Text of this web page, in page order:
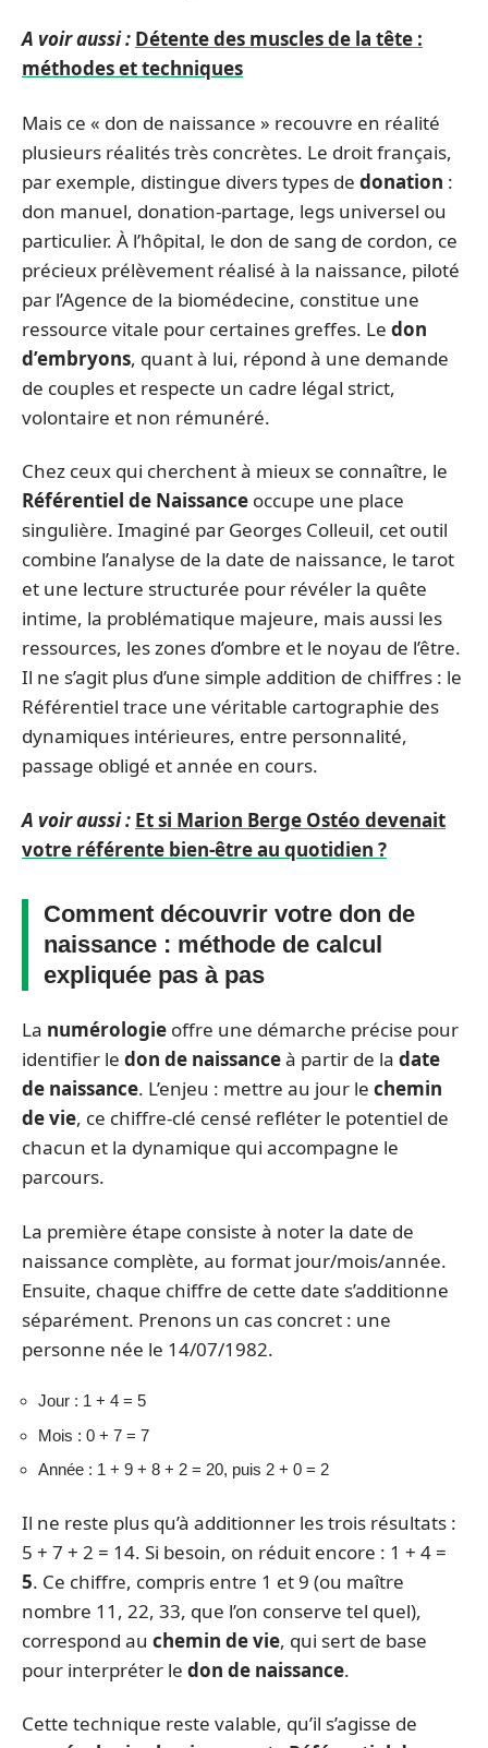
A voir aussi : Détente des muscles de la tête :
méthodes et techniques
Mais ce « don de naissance » recouvre en réalité
plusieurs réalités très concrètes. Le droit français,
par exemple, distingue divers types de donation :
don manuel, donation-partage, legs universel ou
particulier. À l’hôpital, le don de sang de cordon, ce
précieux prélèvement réalisé à la naissance, piloté
par l’Agence de la biomédecine, constitue une
ressource vitale pour certaines greffes. Le don
d’embryons, quant à lui, répond à une demande
de couples et respecte un cadre légal strict,
volontaire et non rémunéré.
Chez ceux qui cherchent à mieux se connaître, le
Référentiel de Naissance occupe une place
singulière. Imaginé par Georges Colleuil, cet outil
combine l’analyse de la date de naissance, le tarot
et une lecture structurée pour révéler la quête
intime, la problématique majeure, mais aussi les
ressources, les zones d’ombre et le noyau de l’être.
Il ne s’agit plus d’une simple addition de chiffres : le
Référentiel trace une véritable cartographie des
dynamiques intérieures, entre personnalité,
passage obligé et année en cours.
A voir aussi : Et si Marion Berge Ostéo devenait
votre référente bien-être au quotidien ?
Comment découvrir votre don de
naissance : méthode de calcul
expliquée pas à pas
La numérologie offre une démarche précise pour
identifier le don de naissanceà partir de la date
de naissance. L’enjeu : mettre au jour le chemin
de vie, ce chiffre-clé censé refléter le potentiel de
chacun et la dynamique qui accompagne le
parcours.
La première étape consiste à noter la date de
naissance complète, au format jour/mois/année.
Ensuite, chaque chiffre de cette date s’additionne
séparément. Prenons un cas concret : une
personne née le 14/07/1982.
Jour : 1 + 4 = 5
Mois : 0 + 7 = 7
Année : 1 + 9 + 8 + 2 = 20, puis 2 + 0 = 2
Il ne reste plus qu’à additionner les trois résultats :
5 + 7 + 2 = 14. Si besoin, on réduit encore : 1 + 4 =
5. Ce chiffre, compris entre 1 et 9 (ou maître
nombre 11, 22, 33, que l’on conserve tel quel),
correspond au chemin de vie, qui sert de base
pour interpréter le don de naissance.
Cette technique reste valable, qu’il s’agisse de